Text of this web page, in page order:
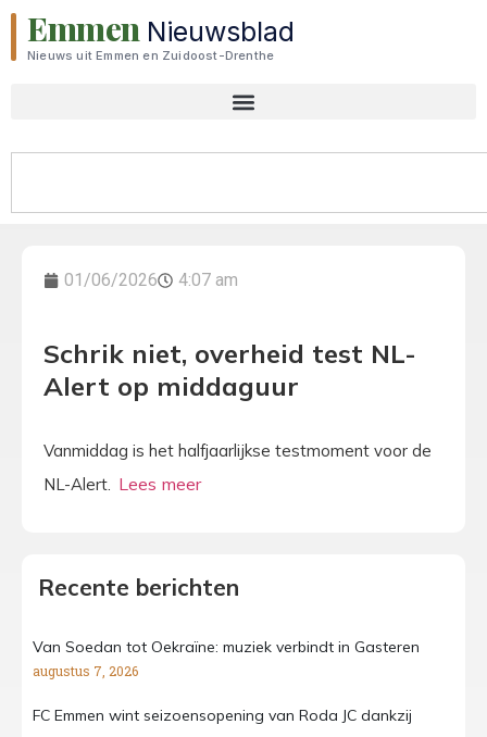
Emmen Nieuwsblad
Nieuws uit Emmen en Zuidoost-Drenthe
01/06/2026 4:07 am
Schrik niet, overheid test NL-
Alert op middaguur
Vanmiddag is het halfjaarlijkse testmoment voor de
NL-Alert.
Recente berichten
Van Soedan tot Oekraïne: muziek verbindt in Gasteren
augustus 7, 2026
FC Emmen wint seizoensopening van Roda JC dankzij